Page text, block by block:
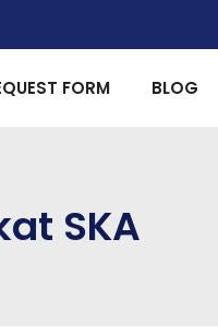
FORM BLOG
SKA